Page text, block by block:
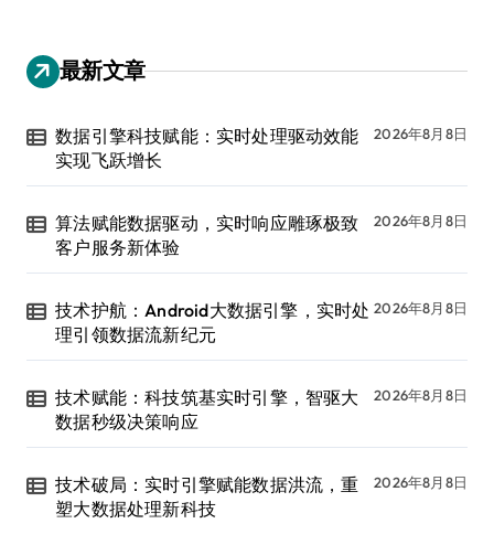
最新文章
数据引擎科技赋能：实时处理驱动效能
实现飞跃增长
2026年8月8日
算法赋能数据驱动，实时响应雕琢极致
客户服务新体验
2026年8月8日
技术护航：Android大数据引擎，实时处
理引领数据流新纪元
2026年8月8日
技术赋能：科技筑基实时引擎，智驱大
数据秒级决策响应
2026年8月8日
技术破局：实时引擎赋能数据洪流，重
塑大数据处理新科技
2026年8月8日